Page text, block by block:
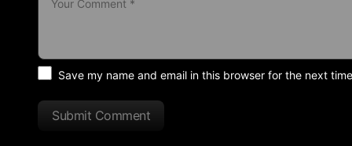
Save my name and email in this browser for the next
Submit Comment